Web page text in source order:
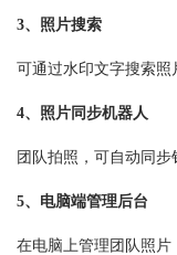
3、照片搜索
可通过水印文字搜索照
4、照片同步机器人
团队拍照，可自动同步
5、电脑端管理后台
在电脑上管理团队照片